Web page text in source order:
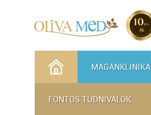
MAGÁNKLINIKA
FONTOS TUDNIVALÓK